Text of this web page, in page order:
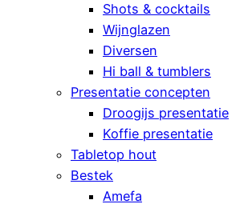
Shots & cocktails
Wijnglazen
Diversen
Hi ball & tumblers
Presentatie concepten
Droogijs presentatie
Koffie presentatie
Tabletop hout
Bestek
Amefa